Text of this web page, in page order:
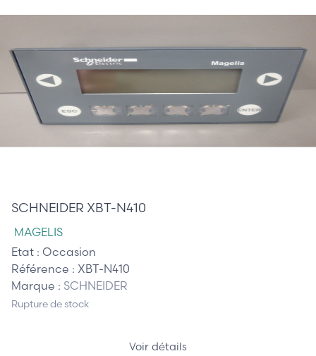
SCHNEIDER XBT-N410
MAGELIS
Etat : Occasion
Référence : XBT-N410
Marque : SCHNEIDER
Rupture de stock
Voir détails